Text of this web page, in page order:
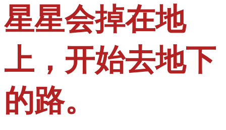
星星会掉在地
上，开始去地下
的路。